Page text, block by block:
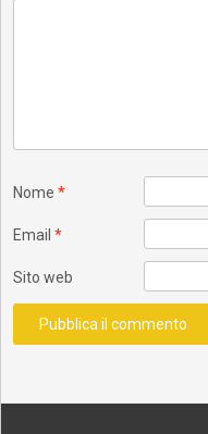
Nome*
Email*
Sito web